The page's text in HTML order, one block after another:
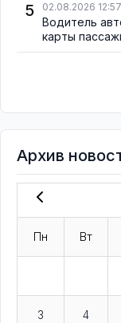
5 02.08.2026 12:57
Водитель
карты
Архив
Пн Вт
3 4